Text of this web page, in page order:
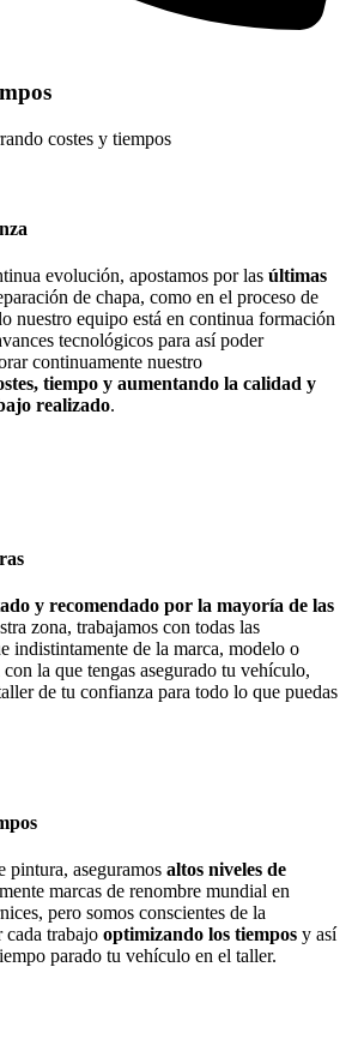
costes y tiempos
evolución, apostamos por las últimas
de chapa, como en el proceso de
nuestro equipo está en continua formación
tecnológicos para así poder
continuamente nuestro
tiempo y aumentando la calidad y
realizado.
y recomendado por la mayoría de las
zona, trabajamos con todas las
indistintamente de la marca, modelo o
la que tengas asegurado tu vehículo,
de tu confianza para todo lo que puedas
pintura, aseguramos altos niveles de
marcas de renombre mundial en
pero somos conscientes de la
cada trabajo optimizando los tiempos y así
parado tu vehículo en el taller.